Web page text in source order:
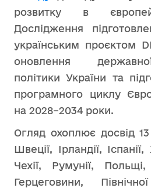
розвитку в
Дослідження
українським проєктом
оновлення
політики України та
програмного циклу
на 2028–2034 роки.
Огляд охоплює досвід
Швеції, Ірландії, Іспанії,
Чехії, Румунії,
Герцеговини,